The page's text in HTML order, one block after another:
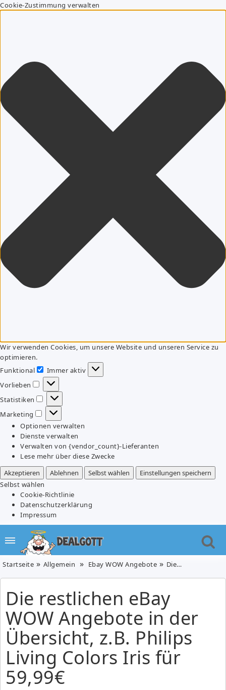
Cookie-Zustimmung verwalten
Wir verwenden Cookies, um unsere Website und unseren Service zu
optimieren.
Funktional
Funktional
Immer aktiv
Vorlieben
Vorlieben
Statistiken
Statistiken
Marketing
Marketing
Optionen verwalten
Dienste verwalten
Verwalten von {vendor_count}-Lieferanten
Lese mehr über diese Zwecke
Akzeptieren
Ablehnen Selbst wählen
Einstellungen speichern
Selbst wählen
Cookie-Richtlinie
Datenschutzerklärung
Impressum
Startseite Allgemein Ebay WOW Angebote Die restlichen eBay WOW Angebote in der Übersicht, z.B. Philips Living Colors Iris für 59,99€
Die restlichen eBay
WOW Angebote in der
Übersicht, z.B. Philips
Living Colors Iris für
59,99€